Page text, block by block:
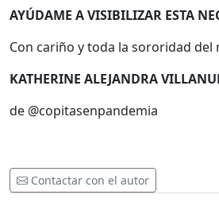
AYÚDAME A VISIBILIZAR ESTA
Con cariño y toda la sororidad del
KATHERINE ALEJANDRA
de @copitasenpandemia
Contactar con el autor